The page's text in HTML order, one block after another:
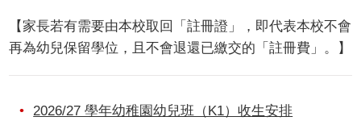
【家長若有需要由本校取回「註冊證」，即代表本校不會
再為幼兒保留學位，且不會退還已繳交的「註冊費」。】
2026/27 學年幼稚園幼兒班（K1）收生安排